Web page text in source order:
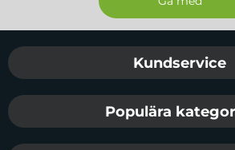
Sidfot Blandad info
Kundservice
Populära